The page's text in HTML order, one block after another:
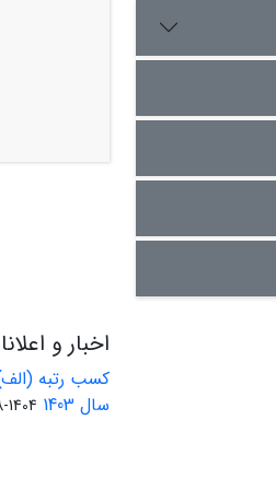
اخبار و
کسب رتبه
سال 1403
1404-08-01